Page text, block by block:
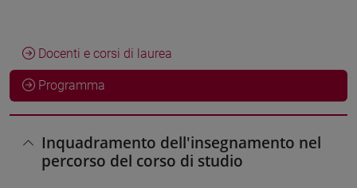
Docenti e corsi di laurea
Programma
Inquadramento dell'insegnamento nel
percorso del corso di studio